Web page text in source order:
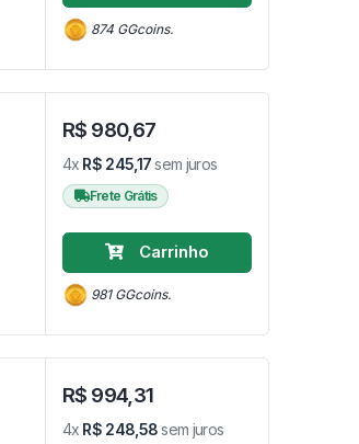
874 GGcoins.
R$ 980,67
4x R$ 245,17sem juros
Frete Grátis
Carrinho
981 GGcoins.
R$ 994,31
4x R$ 248,58sem juros